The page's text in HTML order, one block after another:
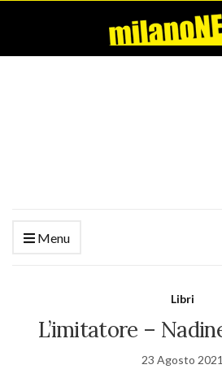
Menu
Libri
L’imitatore –
23 Agosto 2021